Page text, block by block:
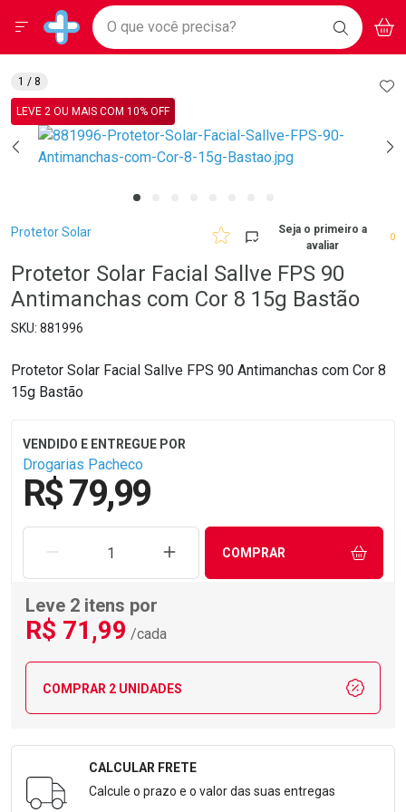
Drogarias Pacheco
Baixe nosso APP e aproveite Ofertas Exclusivas!
BAIXE
O APP
Ir direto para a home
pela página
Ir direto para o conteúdo
Ir direto para a busca
Ir direto para a conta
Ir direto para a ajuda
Ir direto para a notificações
Ir direto para o carrinho
Ir direto para o menu
Faça a sua busca
O que você precisa? BUSCAR
Menu
Breadcrumb
Protetor Solar
Seja o primeiro a
avaliar
0
Protetor Solar Facial Sallve FPS 90
Antimanchas com Cor 8 15g Bastão
881996
Protetor Solar Facial Sallve FPS 90 Antimanchas com Cor 8
15g Bastão
Drogarias Pacheco
R$ 79,99
REMOVER UMA UNIDADEAUMENTAR UMA UNIDADE
COMPRAR
Leve 2 itens por
R$ 71 ,99 /cada
COMPRAR 2 UNIDADES
Formulário para Calcular o Frete
CALCULAR FRETE
Calcule o prazo e o valor das suas entregas
LEVE 2 OU MAIS COM 10% OFF
1 / 8